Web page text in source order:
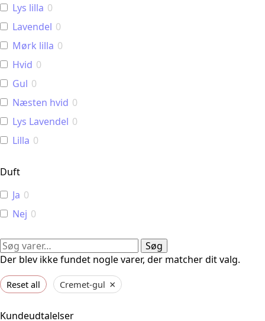
Lys lilla 0
Lavendel 0
Mørk lilla 0
Hvid 0
Gul 0
Næsten hvid 0
Lys Lavendel 0
Lilla 0
Duft
Ja 0
Nej 0
Søg
efter:
Søg
Der blev ikke fundet nogle varer, der matcher dit valg.
Reset all Cremet-gul ×
Kundeudtalelser